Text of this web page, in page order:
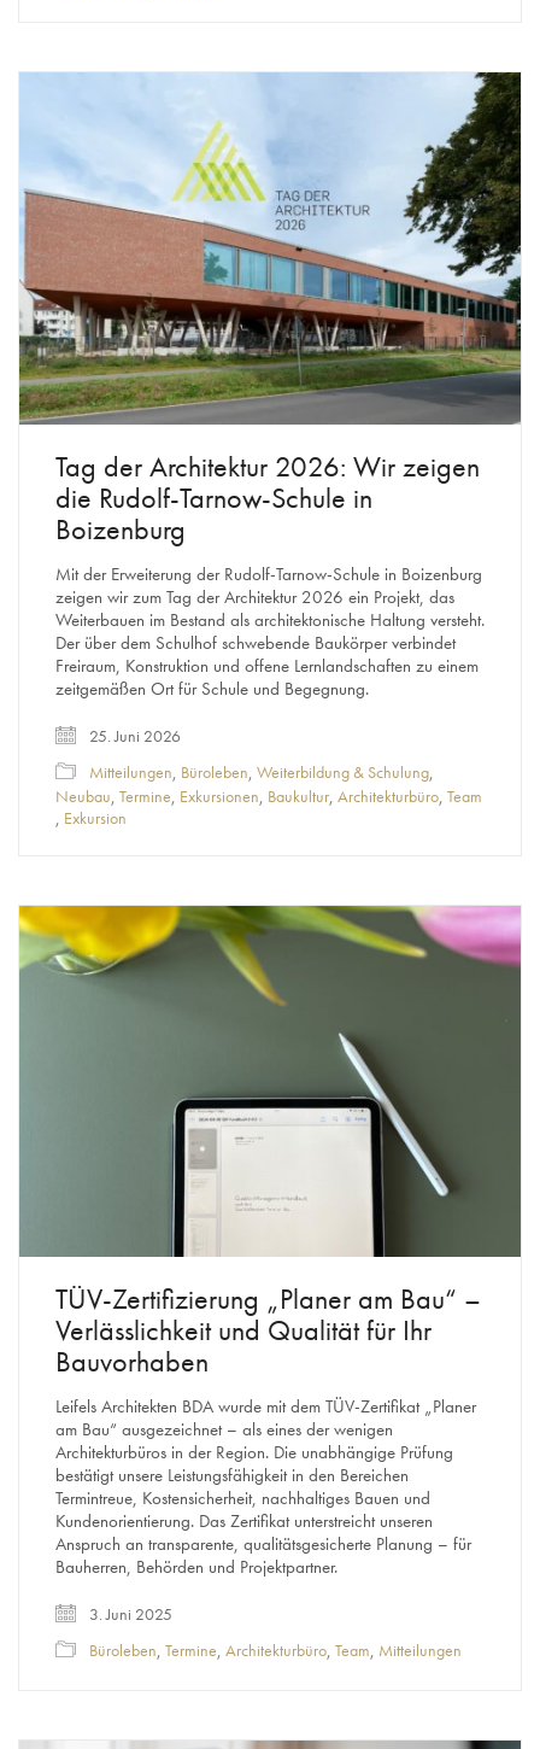
Tag der Architektur 2026: Wir zeigen
die Rudolf-Tarnow-Schule in
Boizenburg
Mit der Erweiterung der Rudolf-Tarnow-Schule in Boizenburg
zeigen wir zum Tag der Architektur 2026 ein Projekt, das
Weiterbauen im Bestand als architektonische Haltung versteht.
Der über dem Schulhof schwebende Baukörper verbindet
Freiraum, Konstruktion und offene Lernlandschaften zu einem
zeitgemäßen Ort für Schule und Begegnung.
25. Juni 2026
Mitteilungen, Büroleben, Weiterbildung & Schulung,
Neubau, Termine, Exkursionen, Baukultur, Architekturbüro, Team
, Exkursion
TÜV-Zertifizierung „Planer am Bau“ –
Verlässlichkeit und Qualität für Ihr
Bauvorhaben
Leifels Architekten BDA wurde mit dem TÜV-Zertifikat „Planer
am Bau“ ausgezeichnet – als eines der wenigen
Architekturbüros in der Region. Die unabhängige Prüfung
bestätigt unsere Leistungsfähigkeit in den Bereichen
Termintreue, Kostensicherheit, nachhaltiges Bauen und
Kundenorientierung. Das Zertifikat unterstreicht unseren
Anspruch an transparente, qualitätsgesicherte Planung – für
Bauherren, Behörden und Projektpartner.
3. Juni 2025
Büroleben, Termine, Architekturbüro, Team, Mitteilungen